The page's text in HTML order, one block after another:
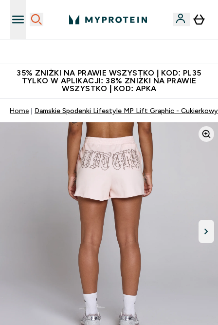
35% ZNIŻKI NA PRAWIE WSZYSTKO | KOD: PL35
TYLKO W APLIKACJI: 38% ZNIŻKI NA PRAWIE
WSZYSTKO | KOD: APKA
Home Damskie Spodenki Lifestyle MP Lift Graphic -